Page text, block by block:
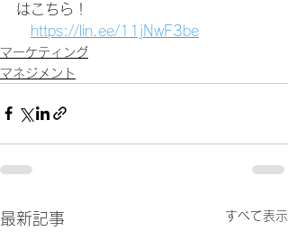
はこちら！
https://lin.ee/11jNwF3be
マーケティング
マネジメント
最新記事 すべて表示